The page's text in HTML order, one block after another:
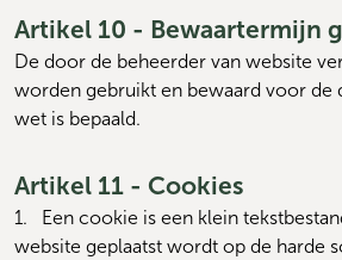
Artikel 10 - Bewaartermijn
De door de beheerder van website
worden gebruikt en bewaard voor de
wet is bepaald.
Artikel 11 - Cookies
1. Een cookie is een klein
website geplaatst wordt op de harde